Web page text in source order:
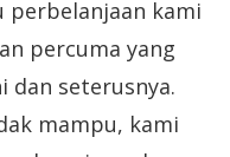
perbelanjaan kami
percuma yang
seterusnya.
mampu, kami